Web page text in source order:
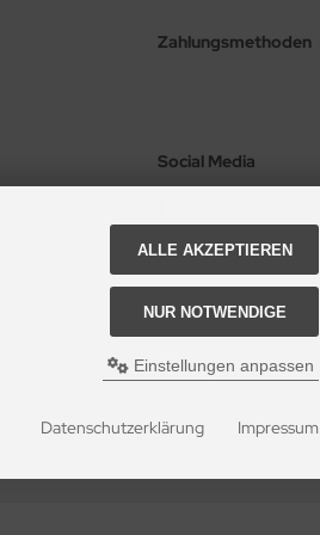
Zahlungsmethoden
Social Media
ALLE AKZEPTIEREN
NUR NOTWENDIGE
Einstellungen anpassen
Datenschutzerklärung Impressum